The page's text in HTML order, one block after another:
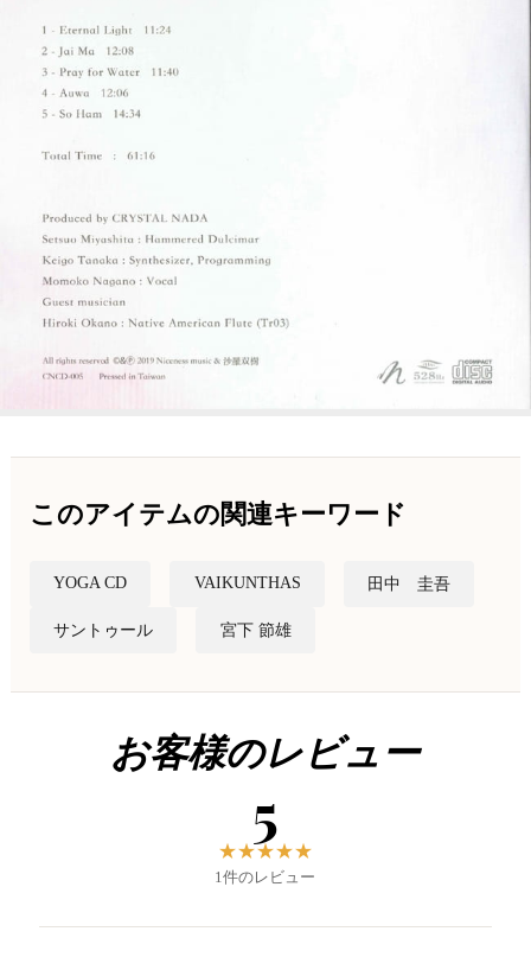
このアイテムの関連キーワード
YOGA CD VAIKUNTHAS 田中 圭吾
サントゥール 宮下 節雄
お客様のレビュー
5
★★★★★
1件のレビュー